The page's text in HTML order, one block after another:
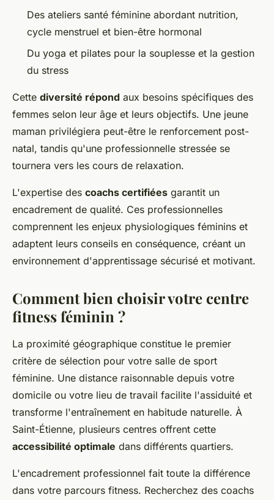
Des ateliers santé féminine abordant nutrition,
cycle menstruel et bien-être hormonal
Du yoga et pilates pour la souplesse et la gestion
du stress
Cette diversité répond aux besoins spécifiques des
femmes selon leur âge et leurs objectifs. Une jeune
maman privilégiera peut-être le renforcement post-
natal, tandis qu'une professionnelle stressée se
tournera vers les cours de relaxation.
L'expertise des coachs certifiées garantit un
encadrement de qualité. Ces professionnelles
comprennent les enjeux physiologiques féminins et
adaptent leurs conseils en conséquence, créant un
environnement d'apprentissage sécurisé et motivant.
Comment bien choisir votre centre
fitness féminin ?
La proximité géographique constitue le premier
critère de sélection pour votre salle de sport
féminine. Une distance raisonnable depuis votre
domicile ou votre lieu de travail facilite l'assiduité et
transforme l'entraînement en habitude naturelle. À
Saint-Étienne, plusieurs centres offrent cette
accessibilité optimale dans différents quartiers.
L'encadrement professionnel fait toute la différence
dans votre parcours fitness. Recherchez des coachs